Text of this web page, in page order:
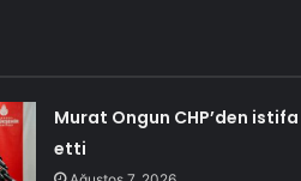
Murat Ongun CHP’den istifa
etti